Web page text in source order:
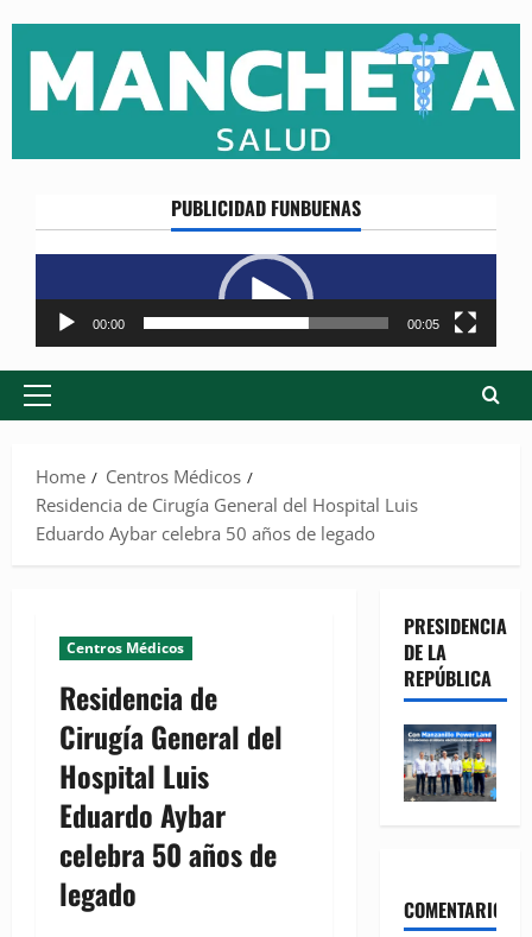
content
PUBLICIDAD FUNBUENAS
Reproductor
de
vídeo
00:00 00:05
Primary
Home
Centros Médicos
Residencia de Cirugía General del Hospital Luis
Eduardo Aybar celebra 50 años de legado
Centros Médicos
Residencia de
Cirugía General del
Hospital Luis
Eduardo Aybar
celebra 50 años de
legado
PRESIDENCIA
DE LA
REPÚBLICA
COMENTARIOS